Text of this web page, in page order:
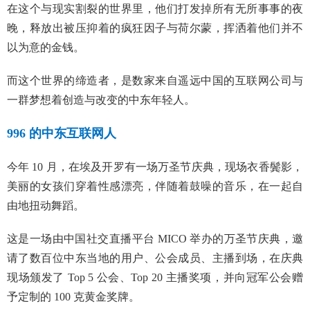
在这个与现实割裂的世界里，他们打发掉所有无所事事的夜
晚，释放出被压抑着的疯狂因子与荷尔蒙，挥洒着他们并不
以为意的金钱。
而这个世界的缔造者，是数家来自遥远中国的互联网公司与
一群梦想着创造与改变的中东年轻人。
996 的中东互联网人
今年 10 月，在埃及开罗有一场万圣节庆典，现场衣香鬓影，
美丽的女孩们穿着性感漂亮，伴随着鼓噪的音乐，在一起自
由地扭动舞蹈。
这是一场由中国社交直播平台 MICO 举办的万圣节庆典，邀
请了数百位中东当地的用户、公会成员、主播到场，在庆典
现场颁发了 Top 5 公会、Top 20 主播奖项，并向冠军公会赠
予定制的 100 克黄金奖牌。